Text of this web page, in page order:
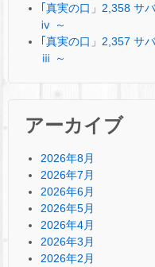
｢真実の口」2,358 サ
ⅳ ～
｢真実の口」2,357 サ
ⅲ ～
アーカイブ
2026年8月
2026年7月
2026年6月
2026年5月
2026年4月
2026年3月
2026年2月